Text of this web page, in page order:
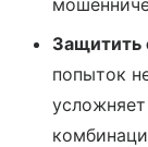
Защитить
попыток